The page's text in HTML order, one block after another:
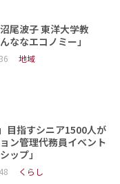
尾波子 東洋大学教
ななエコノミー」
地域
目指すシニア1500人が
ン管理代務員イベント
ップ」
くらし